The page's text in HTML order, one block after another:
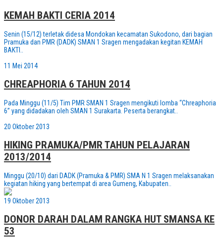
KEMAH BAKTI CERIA 2014
Senin (15/12) terletak didesa Mondokan kecamatan Sukodono, dari bagian
Pramuka dan PMR (DADK) SMAN 1 Sragen mengadakan kegitan KEMAH
BAKTI..
11 Mei 2014
CHREAPHORIA 6 TAHUN 2014
Pada Minggu (11/5) Tim PMR SMAN 1 Sragen mengikuti lomba “Chreaphoria
6” yang didadakan oleh SMAN 1 Surakarta. Peserta berangkat..
20 Oktober 2013
HIKING PRAMUKA/PMR TAHUN PELAJARAN
2013/2014
Minggu (20/10) dari DADK (Pramuka & PMR) SMA N 1 Sragen melaksanakan
kegiatan hiking yang bertempat di area Gumeng, Kabupaten..
19 Oktober 2013
DONOR DARAH DALAM RANGKA HUT SMANSA KE
53